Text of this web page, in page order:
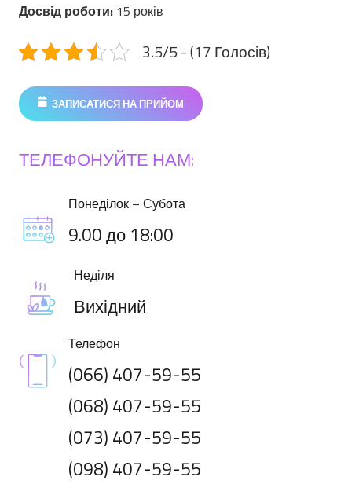
Досвід роботи: 15 років
3.5/5 - (17 Голосів)
ЗАПИСАТИСЯ НА ПРИЙОМ
ТЕЛЕФОНУЙТЕ НАМ:
Понеділок – Субота
9.00 до 18:00
Неділя
Вихідний
Телефон
(066) 407-59-55
(068) 407-59-55
(073) 407-59-55
(098) 407-59-55